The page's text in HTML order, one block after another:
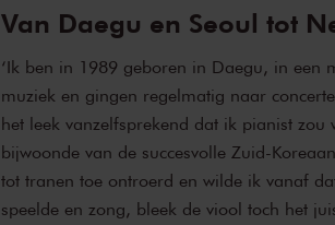
Van Daegu en Seoul tot
‘Ik ben in 1989 geboren in Daegu, in een
muziek en gingen regelmatig naar
het leek vanzelfsprekend dat ik pianist
bijwoonde van de succesvolle Zuid-
tot tranen toe ontroerd en wilde ik vanaf
speelde en zong, bleek de viool toch het